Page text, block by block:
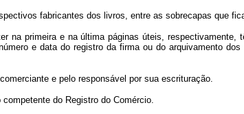
fabricantes dos livros, entre as sobrecapas que
na primeira e na última páginas úteis,
e data do registro da firma ou do arquivamento
e pelo responsável por sua escrituração.
do Registro do Comércio.